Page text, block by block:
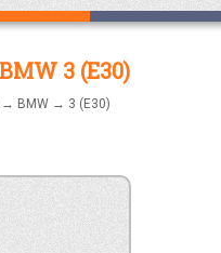
3 (E30)
→ BMW → 3 (E30)